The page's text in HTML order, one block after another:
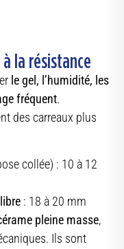
la résistance
le gel, l’humidité, les
fréquent.
des carreaux plus
collée) : 10 à 12
: 18 à 20 mm
pleine masse,
Ils sont